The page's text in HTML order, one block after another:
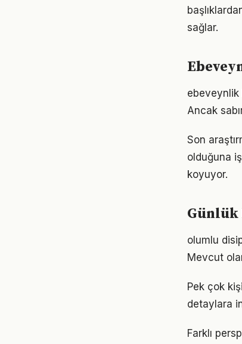
sağlar.
ebeveynlik
Ancak
Son
olduğuna
koyuyor.
Günlük
olumlu
Mevcut
Pek çok
detaylara
Farklı